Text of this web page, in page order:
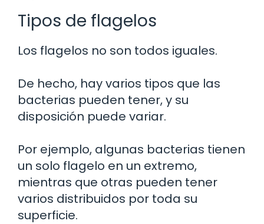
Tipos de flagelos
Los flagelos no son todos iguales.
De hecho, hay varios tipos que las
bacterias pueden tener, y su
disposición puede variar.
Por ejemplo, algunas bacterias tienen
un solo flagelo en un extremo,
mientras que otras pueden tener
varios distribuidos por toda su
superficie.